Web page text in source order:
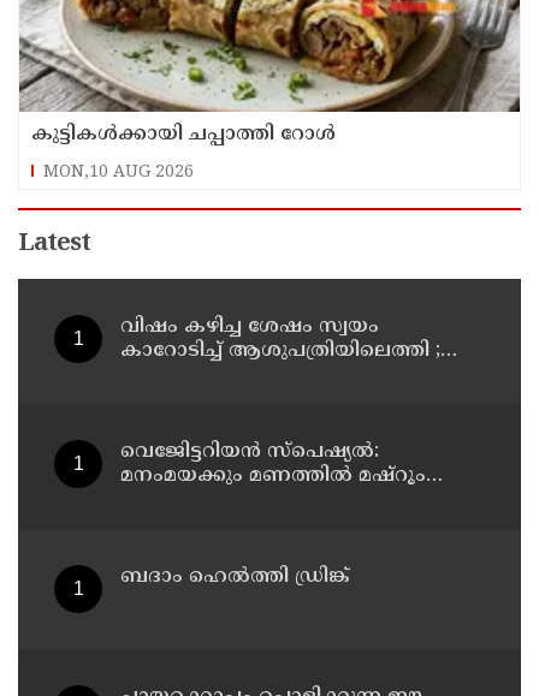
കുട്ടികൾക്കായി ചപ്പാത്തി റോൾ
MON,10 AUG 2026
Latest
വിഷം കഴിച്ച ശേഷം സ്വയം
കാറോടിച്ച് ആശുപത്രിയിലെത്തി ;
വെജിേട്ടറിയൻ സ്പെഷ്യൽ:
മനംമയക്കും മണത്തിൽ മഷ്‌റൂം
ബദാം ഹെൽത്തി ഡ്രിങ്ക്